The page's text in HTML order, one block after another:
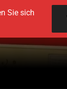
Sie sich